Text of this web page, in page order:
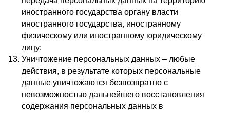
иностранного государства органу власти
иностранного государства, иностранному
физическому или иностранному юридическому
лицу;
Уничтожение персональных данных – любые
действия, в результате которых персональные
данные уничтожаются безвозвратно с
невозможностью дальнейшего восстановления
содержания персональных данных в